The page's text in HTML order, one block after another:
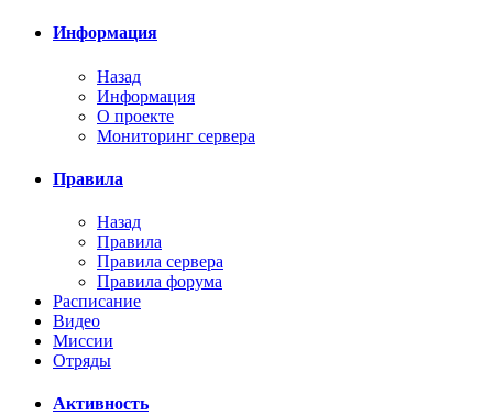
Информация
Назад
Информация
О проекте
Мониторинг сервера
Правила
Назад
Правила
Правила сервера
Правила форума
Расписание
Видео
Миссии
Отряды
Активность